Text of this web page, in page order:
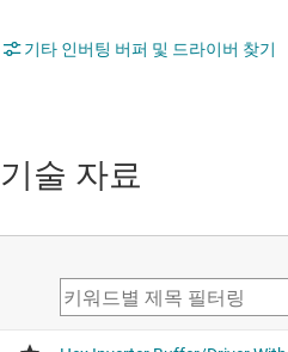
기타 인버팅 버퍼 및 드라이버 찾기
기술 자료